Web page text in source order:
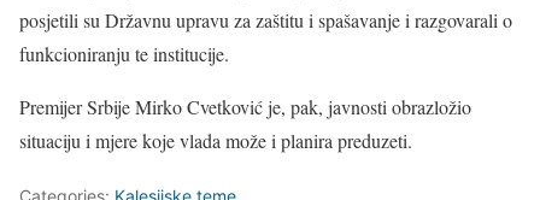
posjetili su Državnu upravu za zaštitu i spašavanje i razgovarali o
funkcioniranju te institucije.
Premijer Srbije Mirko Cvetković je, pak, javnosti obrazložio
situaciju i mjere koje vlada može i planira preduzeti.
Categories: Kalesijske teme